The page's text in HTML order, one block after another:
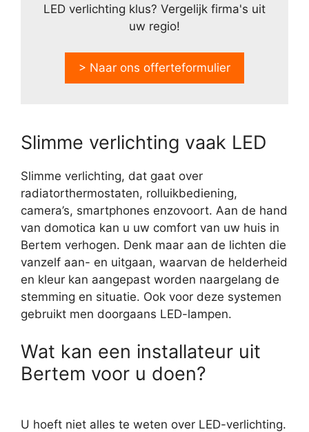
LED verlichting klus? Vergelijk firma's uit
uw regio!
> Naar ons offerteformulier
Slimme verlichting vaak LED
Slimme verlichting, dat gaat over
radiatorthermostaten, rolluikbediening,
camera’s, smartphones enzovoort. Aan de hand
van domotica kan u uw comfort van uw huis in
Bertem verhogen. Denk maar aan de lichten die
vanzelf aan- en uitgaan, waarvan de helderheid
en kleur kan aangepast worden naargelang de
stemming en situatie. Ook voor deze systemen
gebruikt men doorgaans LED-lampen.
Wat kan een installateur uit
Bertem voor u doen?
U hoeft niet alles te weten over LED-verlichting.